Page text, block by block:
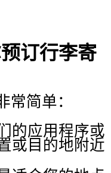
订行李寄
简单：
的应用程序或
或目的地附近